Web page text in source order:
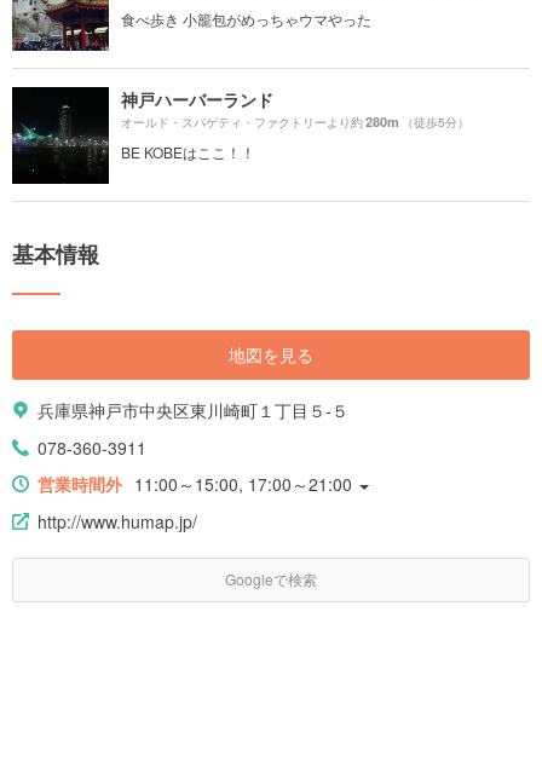
食べ歩き 小籠包がめっちゃウマやった
神戸ハーバーランド
オールド・スパゲティ・ファクトリーより約280m （徒歩5分）
BE KOBEはここ！！
基本情報
地図を見る
兵庫県神戸市中央区東川崎町１丁目５-５
078-360-3911
営業時間外 11:00～15:00, 17:00～21:00
http://www.humap.jp/
Googleで検索